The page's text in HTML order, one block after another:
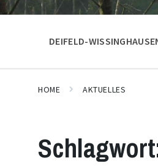
DEIFELD-
HOME AKTUELLES